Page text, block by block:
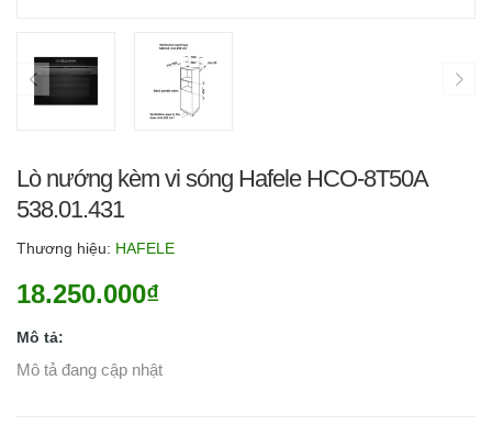
Lò nướng kèm vi sóng Hafele HCO-8T50A
538.01.431
Thương hiệu: HAFELE
18.250.000₫
Mô tả:
Mô tả đang cập nhật